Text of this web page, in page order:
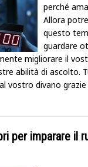
perché
Allora
questo
guardare
migliorare il
abilità di ascolto.
vostro divano
per imparare il